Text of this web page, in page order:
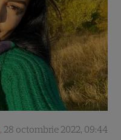
, 28 octombrie 2022, 09:44